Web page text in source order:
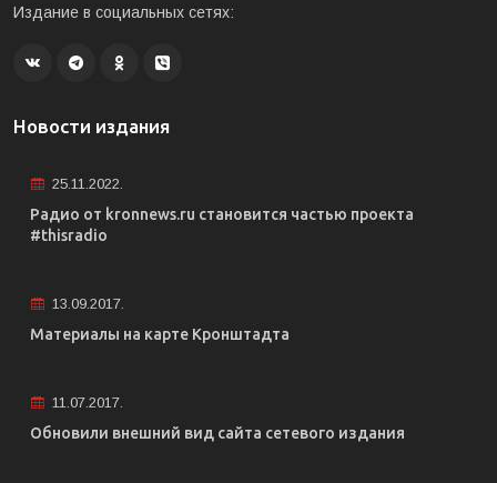
Издание в социальных сетях:
Новости издания
25.11.2022.
Радио от kronnews.ru становится частью проекта
#thisradio
13.09.2017.
Материалы на карте Кронштадта
11.07.2017.
Обновили внешний вид сайта сетевого издания